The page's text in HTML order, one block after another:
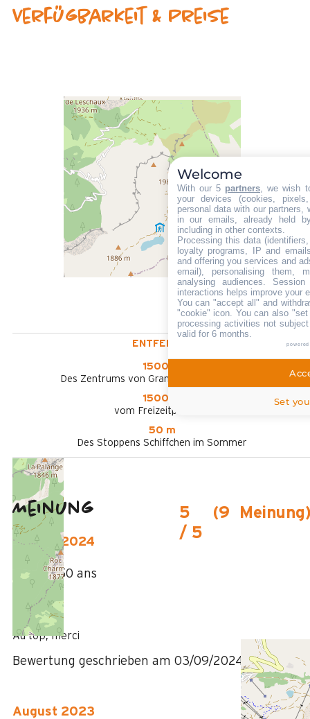
Verfügbarkeit & Preise
ENTFERNT :
1500 m
Des Zentrums von Grand-Bornand Chinaillon
1500 m
vom Freizeitpark aus
50 m
Des Stoppens Schiffchen im Sommer
Meinung
5
/ 5
(9 Meinung
August 2024
AUDREY
Plus de 50 ans
Femme
/ 5
Au top, merci
Bewertung geschrieben am 03/09/2024
August 2023
Welcome
With our 5 partners, we wish
your devices (cookies,
personal data with our partners,
in our emails, already held
including in other contexts.
Processing this data
loyalty programs, IP and
and offering you services and
email), personalising them,
analysing audiences.
interactions helps improve your
You can "accept all" and
"cookie" icon. You can also
processing activities not
valid for 6 months.
Set